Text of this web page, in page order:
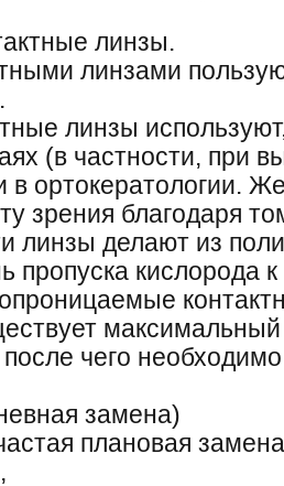
линзы.
линзами
линзы
(в частности, при
в ортокератологии.
зрения благодаря
линзы делают из
пропуска кислорода
после чего
замена)
плановая